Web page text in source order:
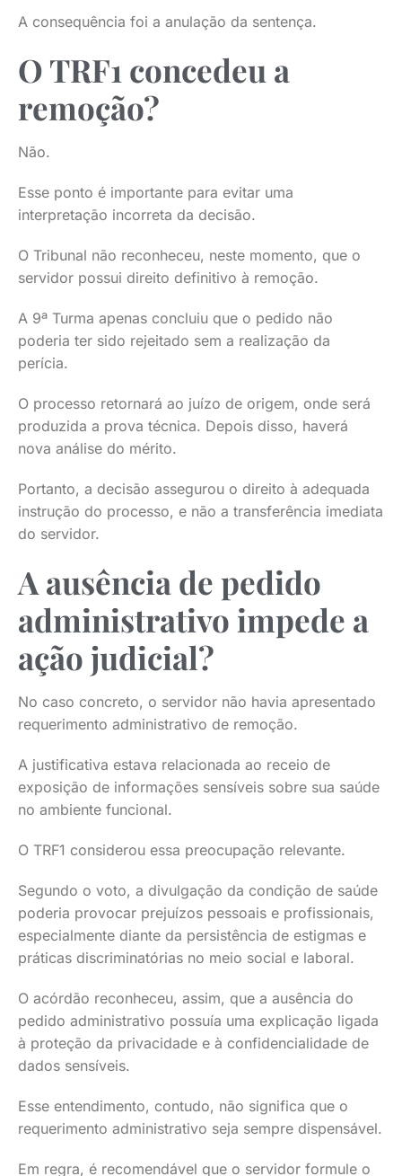
A consequência foi a anulação da sentença.
O TRF1 concedeu a
remoção?
Não.
Esse ponto é importante para evitar uma
interpretação incorreta da decisão.
O Tribunal não reconheceu, neste momento, que o
servidor possui direito definitivo à remoção.
A 9ª Turma apenas concluiu que o pedido não
poderia ter sido rejeitado sem a realização da
perícia.
O processo retornará ao juízo de origem, onde será
produzida a prova técnica. Depois disso, haverá
nova análise do mérito.
Portanto, a decisão assegurou o direito à adequada
instrução do processo, e não a transferência imediata
do servidor.
A ausência de pedido
administrativo impede a
ação judicial?
No caso concreto, o servidor não havia apresentado
requerimento administrativo de remoção.
A justificativa estava relacionada ao receio de
exposição de informações sensíveis sobre sua saúde
no ambiente funcional.
O TRF1 considerou essa preocupação relevante.
Segundo o voto, a divulgação da condição de saúde
poderia provocar prejuízos pessoais e profissionais,
especialmente diante da persistência de estigmas e
práticas discriminatórias no meio social e laboral.
O acórdão reconheceu, assim, que a ausência do
pedido administrativo possuía uma explicação ligada
à proteção da privacidade e à confidencialidade de
dados sensíveis.
Esse entendimento, contudo, não significa que o
requerimento administrativo seja sempre dispensável.
Em regra, é recomendável que o servidor formule o